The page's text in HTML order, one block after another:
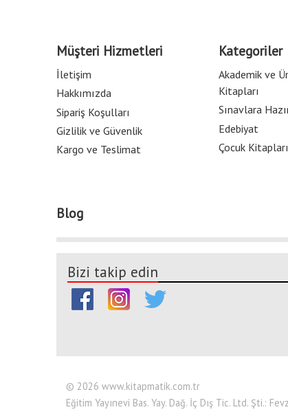
Müşteri Hizmetleri
İletişim
Hakkımızda
Sipariş Koşulları
Gizlilik ve Güvenlik
Kargo ve Teslimat
Kategoriler
Akademik ve
Kitapları
Sınavlara
Edebiyat
Çocuk Kitapları
Blog
Bizi takip edin
© 2026 www.kitapmatik.com.tr
Eğitim Yayınevi Bas. Yay. Dağ. İç Dış Tic. Ltd. Şti.: